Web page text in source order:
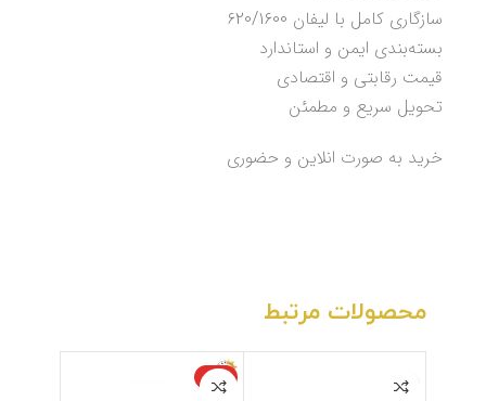
سازگاری کامل با لیفان 620/1600
بسته‌بندی ایمن و استاندارد
قیمت رقابتی و اقتصادی
تحویل سریع و مطمئن
خرید به صورت انلاین و حضوری
محصولات مرتبط
ویژه